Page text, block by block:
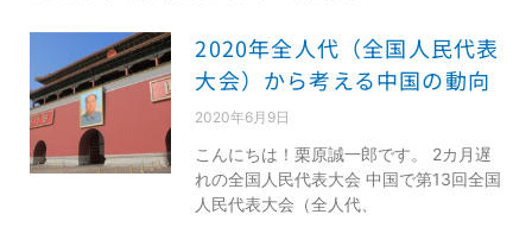
2020年全人代（全国人民代表
大会）から考える中国の動向
2020年6月9日
こんにちは！栗原誠一郎です。 2カ月遅
れの全国人民代表大会 中国で第13回全国
人民代表大会（全人代、